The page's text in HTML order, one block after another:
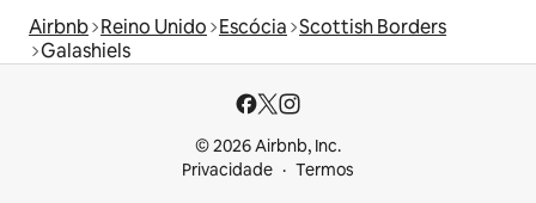
Airbnb Reino Unido Escócia Scottish Borders
Galashiels
© 2026 Airbnb, Inc.
Privacidade
Termos